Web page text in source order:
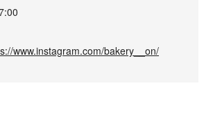
www.instagram.com/bakery__on/